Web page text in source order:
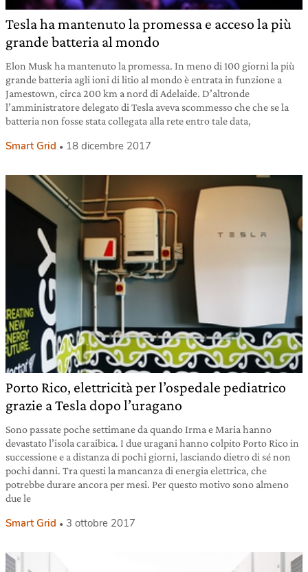
Tesla ha mantenuto la promessa e acceso la più
grande batteria al mondo
Elon Musk ha mantenuto la promessa. In meno di 100 giorni la più
grande batteria agli ioni di litio al mondo è entrata in funzione a
Jamestown, circa 200 km a nord di Adelaide. D’altronde
l’amministratore delegato di Tesla aveva scommesso che che se la
batteria non fosse stata collegata alla rete entro tale data,
Smart Grid 18 dicembre 2017
Porto Rico, elettricità per l’ospedale pediatrico
grazie a Tesla dopo l’uragano
Sono passate poche settimane da quando Irma e Maria hanno
devastato l’isola caraibica. I due uragani hanno colpito Porto Rico in
successione e a distanza di pochi giorni, lasciando dietro di sé non
pochi danni. Tra questi la mancanza di energia elettrica, che
potrebbe durare ancora per mesi. Per questo motivo sono almeno
due le
Smart Grid 3 ottobre 2017